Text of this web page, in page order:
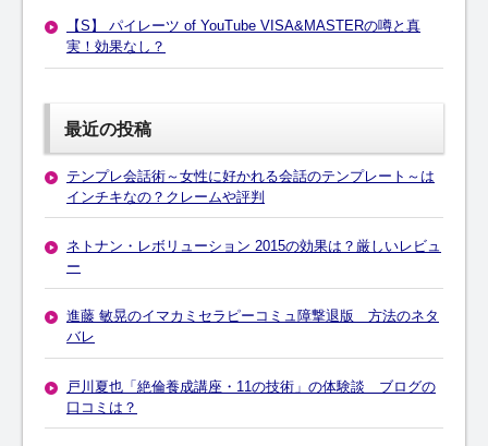
【S】 パイレーツ of YouTube VISA&MASTERの噂と真
実！効果なし？
最近の投稿
テンプレ会話術～女性に好かれる会話のテンプレート～は
インチキなの？クレームや評判
ネトナン・レボリューション 2015の効果は？厳しいレビュ
ー
進藤 敏晃のイマカミセラピーコミュ障撃退版 方法のネタ
バレ
戸川夏也「絶倫養成講座・11の技術」の体験談 ブログの
口コミは？